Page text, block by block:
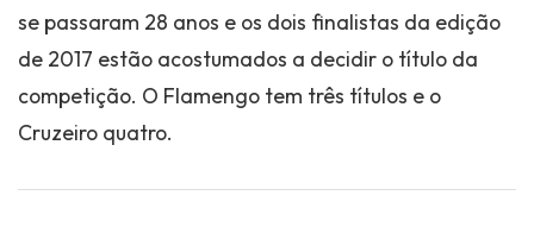
se passaram 28 anos e os dois finalistas da edição
de 2017 estão acostumados a decidir o título da
competição. O Flamengo tem três títulos e o
Cruzeiro quatro.